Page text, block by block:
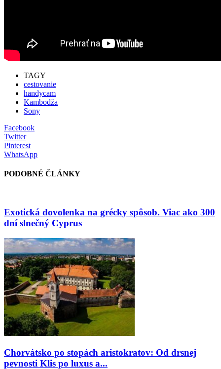
TAGY
cestovanie
handycam
Kambodža
Sony
Facebook
Twitter
Pinterest
WhatsApp
PODOBNÉ ČLÁNKY
Exotická dovolenka na grécky spôsob. Viac ako 300
dní slnečný Cyprus
Chorvátsko po stopách aristokratov: Od drsnej
pevnosti Klis po luxus a...